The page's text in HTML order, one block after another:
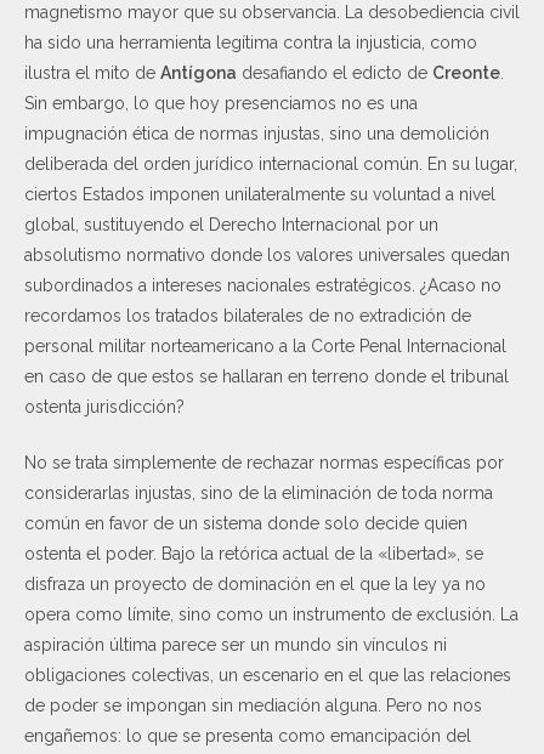
magnetismo mayor que su observancia. La desobediencia civil
ha sido una herramienta legítima contra la injusticia, como
ilustra el mito de Antígona desafiando el edicto de Creonte
Sin embargo, lo que hoy presenciamos no es una
impugnación ética de normas injustas, sino una demolición
deliberada del orden jurídico internacional común. En su lugar,
ciertos Estados imponen unilateralmente su voluntad a nivel
global, sustituyendo el Derecho Internacional por un
absolutismo normativo donde los valores universales quedan
subordinados a intereses nacionales estratégicos. ¿Acaso no
recordamos los tratados bilaterales de no extradición de
personal militar norteamericano a la Corte Penal Internacional
en caso de que estos se hallaran en terreno donde el tribunal
ostenta jurisdicción?
No se trata simplemente de rechazar normas específicas por
considerarlas injustas, sino de la eliminación de toda norma
común en favor de un sistema donde solo decide quien
ostenta el poder. Bajo la retórica actual de la «libertad», se
disfraza un proyecto de dominación en el que la ley ya no
opera como límite, sino como un instrumento de exclusión. La
aspiración última parece ser un mundo sin vínculos ni
obligaciones colectivas, un escenario en el que las relaciones
de poder se impongan sin mediación alguna. Pero no nos
engañemos: lo que se presenta como emancipación del